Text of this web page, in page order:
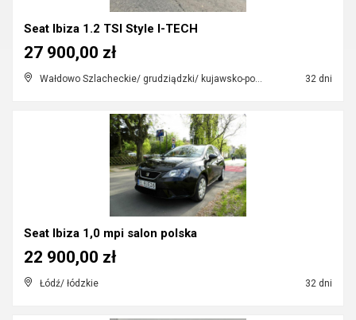
Seat Ibiza 1.2 TSI Style I-TECH
Wałdowo Szlacheckie/ grudziądzki/ kujawsko-pomorskie 32 dni
27 900,00 zł
Seat Ibiza 1,0 mpi salon polska
Łódź/ łódzkie 32 dni
22 900,00 zł